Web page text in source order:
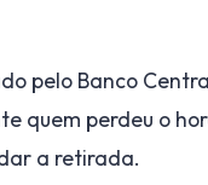
pelo Banco
quem perdeu o
a retirada.